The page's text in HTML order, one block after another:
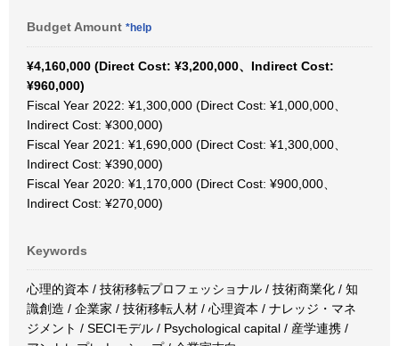
Budget Amount *help
¥4,160,000 (Direct Cost: ¥3,200,000、Indirect Cost:
¥960,000)
Fiscal Year 2022: ¥1,300,000 (Direct Cost: ¥1,000,000、
Indirect Cost: ¥300,000)
Fiscal Year 2021: ¥1,690,000 (Direct Cost: ¥1,300,000、
Indirect Cost: ¥390,000)
Fiscal Year 2020: ¥1,170,000 (Direct Cost: ¥900,000、
Indirect Cost: ¥270,000)
Keywords
心理的資本 / 技術移転プロフェッショナル / 技術商業化 / 知
識創造 / 企業家 / 技術移転人材 / 心理資本 / ナレッジ・マネ
ジメント / SECIモデル / Psychological capital / 産学連携 /